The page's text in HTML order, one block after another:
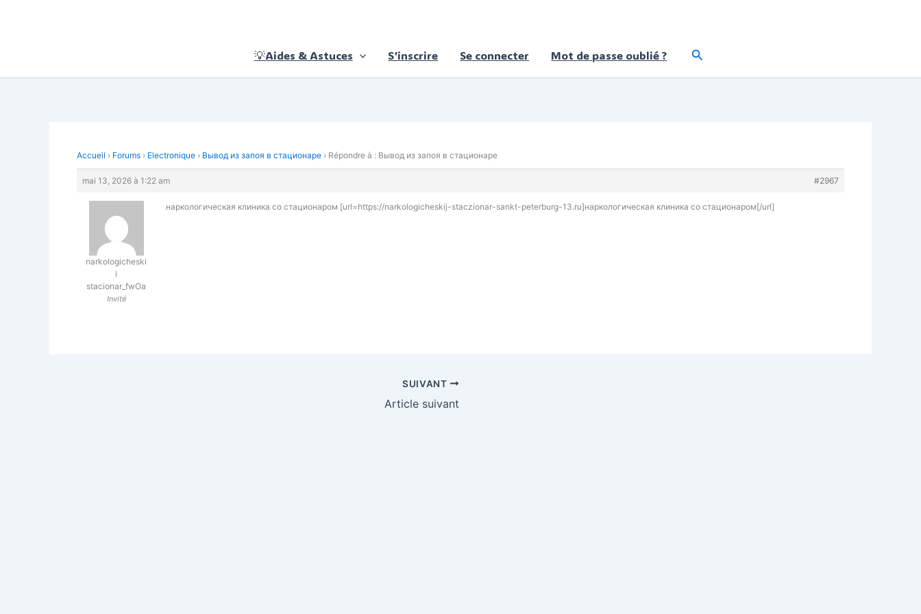
💡Aides & Astuces S’inscrire Se connecter Mot de passe oublié ? Rechercher
Accueil › Forums › Electronique › Вывод из запоя в стационаре › Répondre à : Вывод из запоя в стационаре
mai 13, 2026 à 1:22 am #2967
narkologicheski
i
stacionar_fwOa
Invité
наркологическая клиника со стационаром [url=https://narkologicheskij-staczionar-sankt-peterburg-13.ru]наркологическая клиника со стационаром[/url]
SUIVANT
Article suivant